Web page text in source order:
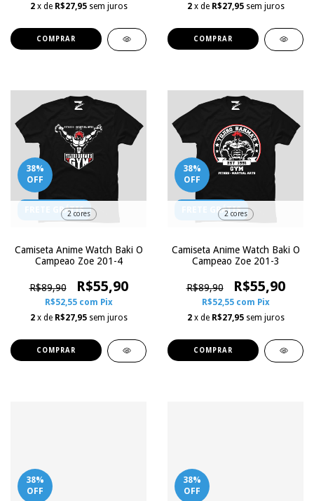
2 x de R$27,95 sem juros
COMPRAR
2 x de R$27,95 sem juros
COMPRAR
38%
OFF
FRETE GRÁTIS
2 cores
Camiseta Anime Watch Baki O
Campeao Zoe 201-4
R$89,90 R$55,90
R$52,55 com Pix
2 x de R$27,95 sem juros
COMPRAR
38%
OFF
FRETE GRÁTIS
2 cores
Camiseta Anime Watch Baki O
Campeao Zoe 201-3
R$89,90 R$55,90
R$52,55 com Pix
2 x de R$27,95 sem juros
COMPRAR
38%
OFF
38%
OFF